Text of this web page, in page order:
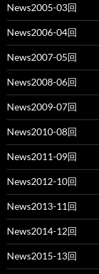
News2005-03回
News2006-04回
News2007-05回
News2008-06回
News2009-07回
News2010-08回
News2011-09回
News2012-10回
News2013-11回
News2014-12回
News2015-13回